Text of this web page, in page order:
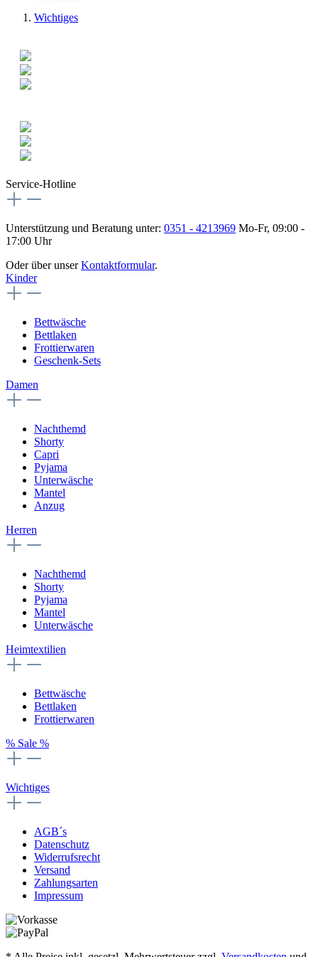
Wichtiges
Service-Hotline
Unterstützung und Beratung unter: 0351 - 4213969 Mo-Fr, 09:00 -
17:00 Uhr
Oder über unserKontaktformular.
Kinder
Bettwäsche
Bettlaken
Frottierwaren
Geschenk-Sets
Damen
Nachthemd
Shorty
Capri
Pyjama
Unterwäsche
Mantel
Anzug
Herren
Nachthemd
Shorty
Pyjama
Mantel
Unterwäsche
Heimtextilien
Bettwäsche
Bettlaken
Frottierwaren
% Sale %
Wichtiges
AGB´s
Datenschutz
Widerrufsrecht
Versand
Zahlungsarten
Impressum